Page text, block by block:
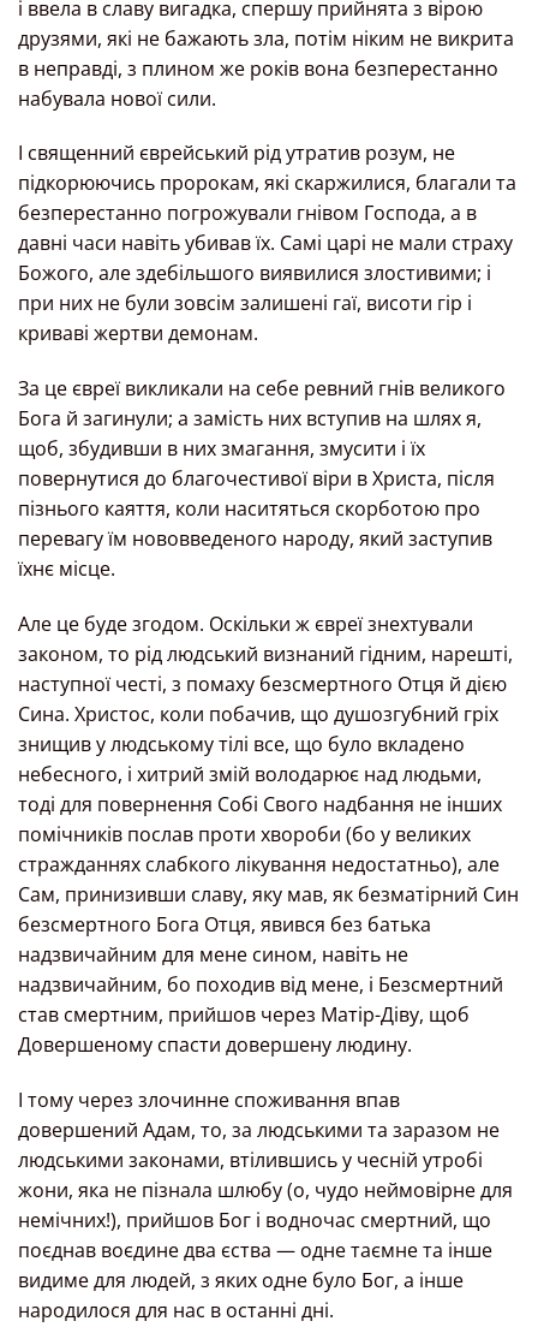
і ввела в славу вигадка, спершу прийнята з вірою
друзями, які не бажають зла, потім ніким не викрита
в неправді, з плином же років вона безперестанно
набувала нової сили.
І священний єврейський рід утратив розум, не
підкорюючись пророкам, які скаржилися, благали та
безперестанно погрожували гнівом Господа, а в
давні часи навіть убивав їх. Самі царі не мали страху
Божого, але здебільшого виявилися злостивими; і
при них не були зовсім залишені гаї, висоти гір і
криваві жертви демонам.
За це євреї викликали на себе ревний гнів великого
Бога й загинули; а замість них вступив на шлях я,
щоб, збудивши в них змагання, змусити і їх
повернутися до благочестивої віри в Христа, після
пізнього каяття, коли наситяться скорботою про
перевагу їм нововведеного народу, який заступив
їхнє місце.
Але це буде згодом. Оскільки ж євреї знехтували
законом, то рід людський визнаний гідним, нарешті,
наступної честі, з помаху безсмертного Отця й дією
Сина. Христос, коли побачив, що душозгубний гріх
знищив у людському тілі все, що було вкладено
небесного, і хитрий змій володарює над людьми,
тоді для повернення Собі Свого надбання не інших
помічників послав проти хвороби (бо у великих
стражданнях слабкого лікування недостатньо), але
Сам, принизивши славу, яку мав, як безматірний Син
безсмертного Бога Отця, явився без батька
надзвичайним для мене сином, навіть не
надзвичайним, бо походив від мене, і Безсмертний
став смертним, прийшов через Матір-Діву, щоб
Довершеному спасти довершену людину.
І тому через злочинне споживання впав
довершений Адам, то, за людськими та заразом не
людськими законами, втілившись у чесній утробі
жони, яка не пізнала шлюбу (о, чудо неймовірне для
немічних!), прийшов Бог і водночас смертний, що
поєднав воєдине два єства — одне таємне та інше
видиме для людей, з яких одне було Бог, а інше
народилося для нас в останні дні.